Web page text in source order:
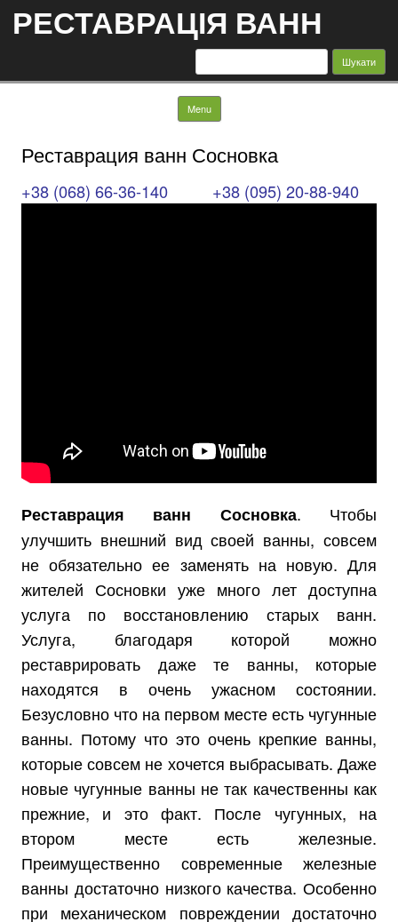
РЕСТАВРАЦІЯ ВАНН
Пошук:
Menu Skip to content
Реставрация ванн Сосновка
+38 (068) 66-36-140 +38 (095) 20-88-940
Реставрация ванн Сосновка. Чтобы
улучшить внешний вид своей ванны, совсем
не обязательно ее заменять на новую. Для
жителей Сосновки уже много лет доступна
услуга по восстановлению старых ванн.
Услуга, благодаря которой можно
реставрировать даже те ванны, которые
находятся в очень ужасном состоянии.
Безусловно что на первом месте есть чугунные
ванны. Потому что это очень крепкие ванны,
которые совсем не хочется выбрасывать. Даже
новые чугунные ванны не так качественны как
прежние, и это факт. После чугунных, на
втором месте есть железные.
Преимущественно современные железные
ванны достаточно низкого качества. Особенно
при механическом повреждении достаточно